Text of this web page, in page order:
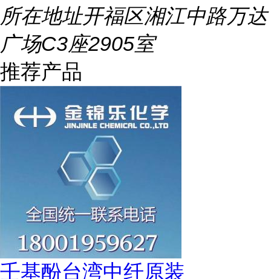
所在地址开福区湘江中路万达
广场C3座2905室
推荐产品
壬基酚台湾中纤原装